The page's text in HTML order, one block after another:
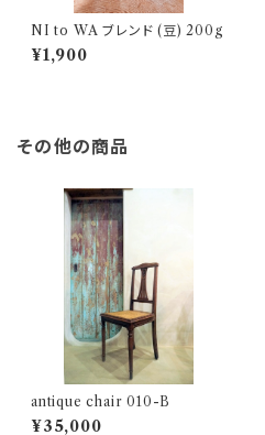
NI to WA ブレンド (豆) 200g
¥1,900
その他の商品
antique chair 010-B
¥35,000